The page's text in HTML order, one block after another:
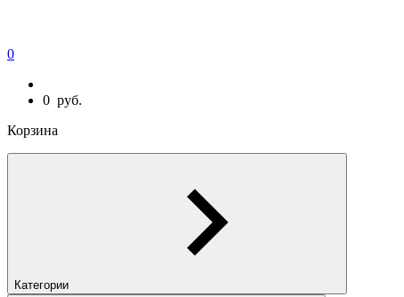
0
0 руб.
Корзина
Категории